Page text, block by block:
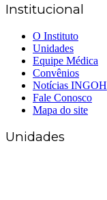
Institucional
O Instituto
Unidades
Equipe Médica
Convênios
Notícias INGOH
Fale Conosco
Mapa do site
Unidades